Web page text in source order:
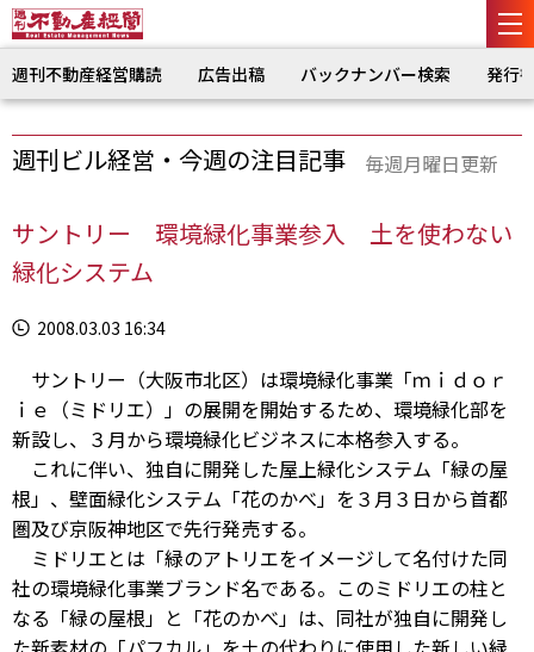
週刊不動産経営購読 広告出稿 バックナンバー検索 発行
週刊ビル経営・今週の注目記事 毎週月曜日更新
サントリー 環境緑化事業参入 土を使わない
緑化システム
2008.03.03 16:34
サントリー（大阪市北区）は環境緑化事業「ｍｉｄｏｒ
ｉｅ（ミドリエ）」の展開を開始するため、環境緑化部を
新設し、３月から環境緑化ビジネスに本格参入する。
これに伴い、独自に開発した屋上緑化システム「緑の屋
根」、壁面緑化システム「花のかべ」を３月３日から首都
圏及び京阪神地区で先行発売する。
ミドリエとは「緑のアトリエをイメージして名付けた同
社の環境緑化事業ブランド名である。このミドリエの柱と
なる「緑の屋根」と「花のかべ」は、同社が独自に開発し